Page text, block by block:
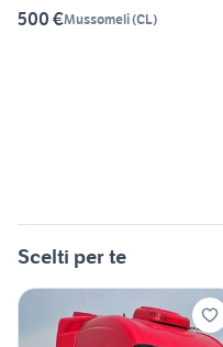
500 €Mussomeli(CL)
Scelti per te